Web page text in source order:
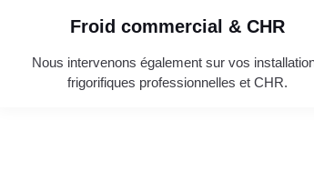
Froid commercial & CHR
Nous intervenons également sur vos
frigorifiques professionnelles et CHR.